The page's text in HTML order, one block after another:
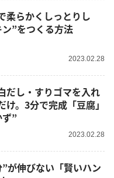
柔らかくしっとりし
”をつくる方法
2023.02.28
だし・すりゴマを入れ
。3分で完成「豆腐」
”
2023.02.28
が伸びない「賢いハン